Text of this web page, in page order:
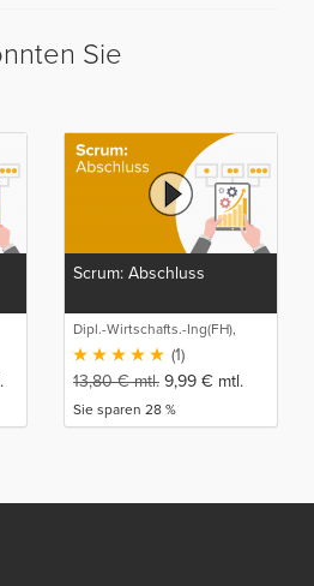
Sie
Scrum: Abschluss
Dipl.-Wirtschafts.-Ing(FH),
M.Sc. Sebastian Schneider
(1)
13,80€mtl. 9,99 € mtl.
Sie sparen 28 %